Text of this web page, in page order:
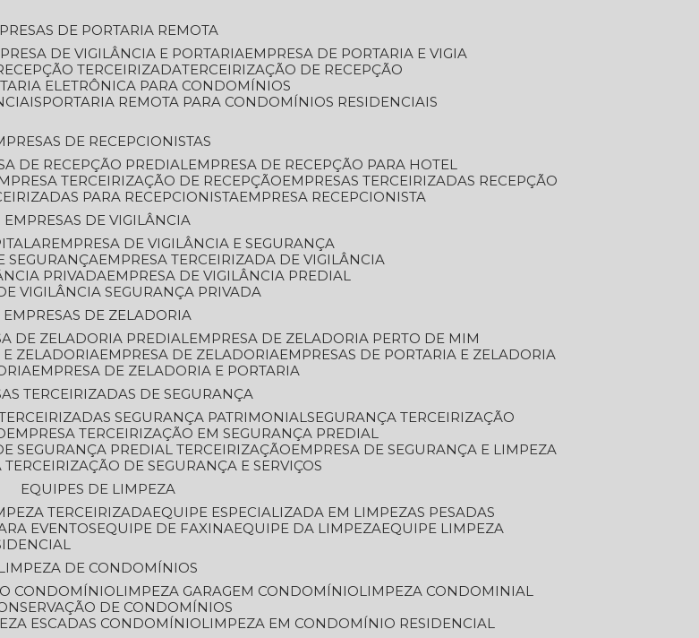
DE PORTARIA REMOTA
DE VIGILÂNCIA E PORTARIA
EMPRESA DE PORTARIA E VIGIA
TERCEIRIZADA TERCEIRIZAÇÃO DE RECEPÇÃO
ELETRÔNICA PARA CONDOMÍNIOS
PORTARIA REMOTA PARA CONDOMÍNIOS RESIDENCIAIS
DE RECEPCIONISTAS
DE RECEPÇÃO PREDIAL
EMPRESA DE RECEPÇÃO PARA HOTEL
EMPRESA TERCEIRIZAÇÃO DE RECEPÇÃO
EMPRESAS TERCEIRIZADAS RECEPÇÃO
PARA RECEPCIONISTA
EMPRESA RECEPCIONISTA
EMPRESAS DE VIGILÂNCIA
EMPRESA DE VIGILÂNCIA E SEGURANÇA
SEGURANÇA
EMPRESA TERCEIRIZADA DE VIGILÂNCIA
PRIVADA
EMPRESA DE VIGILÂNCIA PREDIAL
DE VIGILÂNCIA SEGURANÇA PRIVADA
EMPRESAS DE ZELADORIA
DE ZELADORIA PREDIAL
EMPRESA DE ZELADORIA PERTO DE MIM
E ZELADORIA EMPRESA DE ZELADORIA
EMPRESAS DE PORTARIA E ZELADORIA
EMPRESA DE ZELADORIA E PORTARIA
TERCEIRIZADAS DE SEGURANÇA
TERCEIRIZADAS SEGURANÇA PATRIMONIAL SEGURANÇA TERCEIRIZAÇÃO
EMPRESA TERCEIRIZAÇÃO EM SEGURANÇA PREDIAL
SEGURANÇA PREDIAL TERCEIRIZAÇÃO
EMPRESA DE SEGURANÇA E LIMPEZA
TERCEIRIZAÇÃO DE SEGURANÇA E SERVIÇOS
EQUIPES DE LIMPEZA
TERCEIRIZADA EQUIPE ESPECIALIZADA EM LIMPEZAS PESADAS
EVENTOS EQUIPE DE FAXINA EQUIPE DA LIMPEZA EQUIPE LIMPEZA
LIMPEZA DE CONDOMÍNIOS
CONDOMÍNIO LIMPEZA GARAGEM CONDOMÍNIO
LIMPEZA CONDOMINIAL
DE CONDOMÍNIOS
ESCADAS CONDOMÍNIO
LIMPEZA EM CONDOMÍNIO RESIDENCIAL